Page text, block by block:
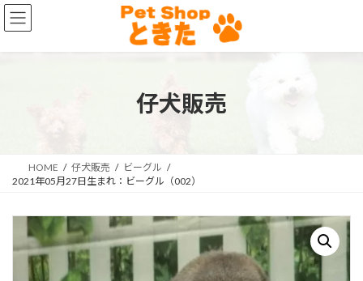
コ
ン
ン
ナ
ビ
ー
仔犬販売
HOME 仔犬販売
ビーグル
2021年05月27日生まれ：ビーグル（002）